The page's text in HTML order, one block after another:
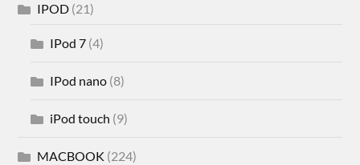
IPOD (21)
IPod 7 (4)
IPod nano (8)
iPod touch (9)
MACBOOK (224)